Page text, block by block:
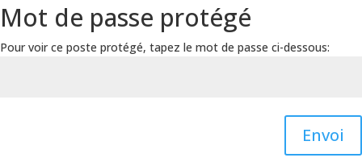
Mot de passe protégé
Pour voir ce poste protégé, tapez le mot de passe ci-dessous:
Envoi